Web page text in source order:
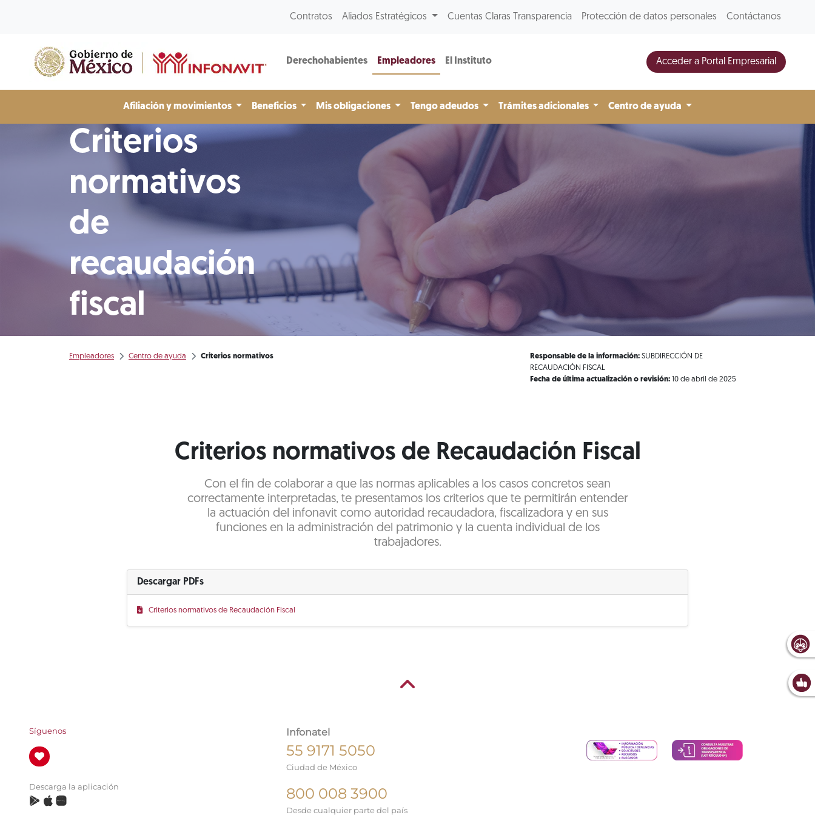
Contratos Aliados Estratégicos Cuentas Claras Transparencia Protección de datos personales Contáctanos
Derechohabientes Empleadores El Instituto Acceder a Portal Empresarial
Afiliación y movimientos Beneficios Mis obligaciones Tengo adeudos Trámites adicionales Centro de ayuda
Criterios
normativos
de
recaudación
fiscal
Empleadores Centro de ayuda Criterios normativos Responsable de la información: SUBDIRECCIÓN DE
RECAUDACIÓN FISCAL
Fecha de última actualización o revisión: 10 de abril de 2025
Criterios normativos de Recaudación Fiscal
Con el fin de colaborar a que las normas aplicables a los casos concretos sean
correctamente interpretadas, te presentamos los criterios que te permitirán entender
la actuación del infonavit como autoridad recaudadora, fiscalizadora y en sus
funciones en la administración del patrimonio y la cuenta individual de los
trabajadores.
Descargar PDFs
Criterios normativos de Recaudación Fiscal
Síguenos
Descarga la aplicación
Infonatel
55 9171 5050
Ciudad de México
800 008 3900
Desde cualquier parte del país